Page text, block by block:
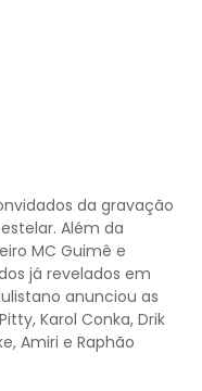
da gravação
Além da
MC Guimê e
já revelados em
anunciou as
Karol Conka, Drik
Amiri e Raphão